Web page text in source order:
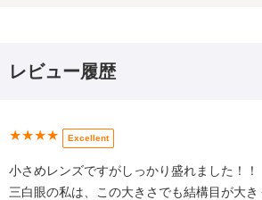
レビュー履歴
★★★★ Excellent
小さめレンズですがしっかり盛れました！！
三白眼の私は、この大きさでも結構目が大き